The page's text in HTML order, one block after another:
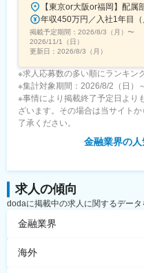
年収450万円／入社1年目
掲載予定期間： 2026/8/3（月） 〜
2026/11/1（日）
更新日： 2026/8/3（月）
※求人応募数の多い順にランキン
※集計対象期間：2026/8/2（日）
※事情により掲載終了予定日より
ざいます。その場合は当サイト
了承ください。
金融業界の人
求人の傾向
dodaに掲載中の求人に関するデータ
金融業界
海外